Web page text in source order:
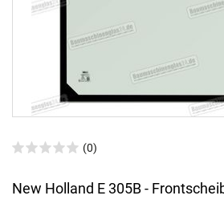
(0)
New Holland E 305B -